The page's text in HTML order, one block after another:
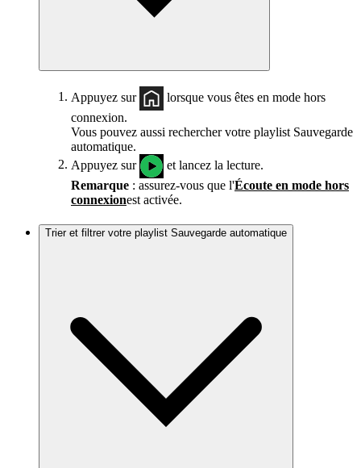
Appuyez sur
lorsque vous êtes en mode hors
connexion.
Vous pouvez aussi rechercher votre playlist Sauvegarde
automatique.
Appuyez sur
et lancez la lecture.
Remarque : assurez-vous que l'Écoute en mode hors
connexionest activée.
Trier et filtrer votre playlist Sauvegarde automatique